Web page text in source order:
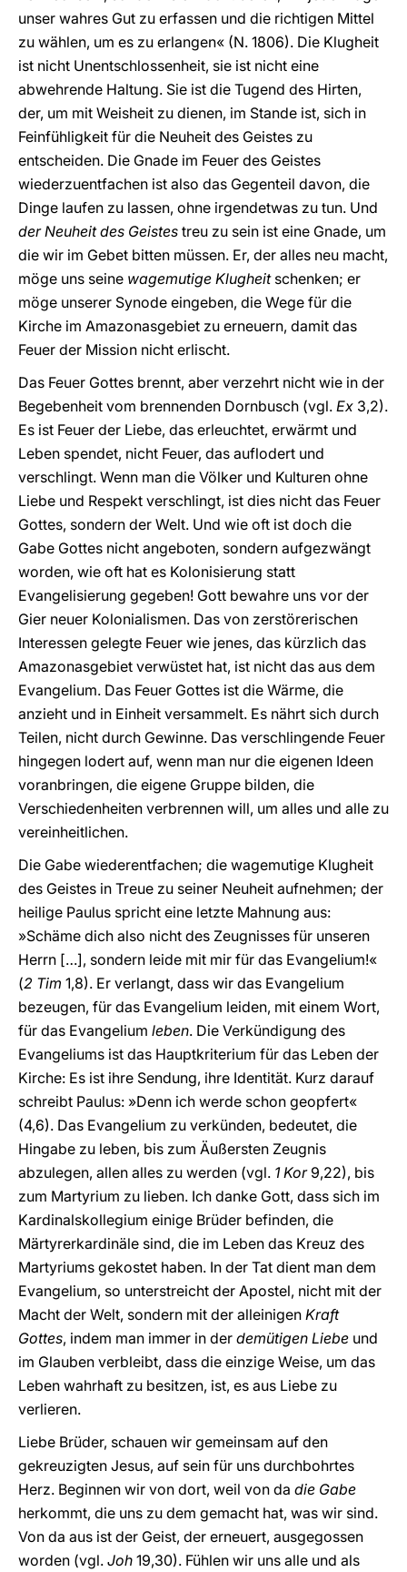
unser wahres Gut zu erfassen und die richtigen Mittel
zu wählen, um es zu erlangen« (N. 1806). Die Klugheit
ist nicht Unentschlossenheit, sie ist nicht eine
abwehrende Haltung. Sie ist die Tugend des Hirten,
der, um mit Weisheit zu dienen, im Stande ist, sich in
Feinfühligkeit für die Neuheit des Geistes zu
entscheiden. Die Gnade im Feuer des Geistes
wiederzuentfachen ist also das Gegenteil davon, die
Dinge laufen zu lassen, ohne irgendetwas zu tun. Und
der Neuheit des Geistes treu zu sein ist eine Gnade, um
die wir im Gebet bitten müssen. Er, der alles neu macht,
möge uns seine wagemutige Klugheitschenken; er
möge unserer Synode eingeben, die Wege für die
Kirche im Amazonasgebiet zu erneuern, damit das
Feuer der Mission nicht erlischt.
Das Feuer Gottes brennt, aber verzehrt nicht wie in der
Begebenheit vom brennenden Dornbusch (vgl. Ex 3,2).
Es ist Feuer der Liebe, das erleuchtet, erwärmt und
Leben spendet, nicht Feuer, das auflodert und
verschlingt. Wenn man die Völker und Kulturen ohne
Liebe und Respekt verschlingt, ist dies nicht das Feuer
Gottes, sondern der Welt. Und wie oft ist doch die
Gabe Gottes nicht angeboten, sondern aufgezwängt
worden, wie oft hat es Kolonisierung statt
Evangelisierung gegeben! Gott bewahre uns vor der
Gier neuer Kolonialismen. Das von zerstörerischen
Interessen gelegte Feuer wie jenes, das kürzlich das
Amazonasgebiet verwüstet hat, ist nicht das aus dem
Evangelium. Das Feuer Gottes ist die Wärme, die
anzieht und in Einheit versammelt. Es nährt sich durch
Teilen, nicht durch Gewinne. Das verschlingende Feuer
hingegen lodert auf, wenn man nur die eigenen Ideen
voranbringen, die eigene Gruppe bilden, die
Verschiedenheiten verbrennen will, um alles und alle zu
vereinheitlichen.
Die Gabe wiederentfachen; die wagemutige Klugheit
des Geistes in Treue zu seiner Neuheit aufnehmen; der
heilige Paulus spricht eine letzte Mahnung aus:
»Schäme dich also nicht des Zeugnisses für unseren
Herrn […], sondern leide mit mir für das Evangelium!«
(2 Tim 1,8). Er verlangt, dass wir das Evangelium
bezeugen, für das Evangelium leiden, mit einem Wort,
für das Evangelium leben. Die Verkündigung des
Evangeliums ist das Hauptkriterium für das Leben der
Kirche: Es ist ihre Sendung, ihre Identität. Kurz darauf
schreibt Paulus: »Denn ich werde schon geopfert«
(4,6). Das Evangelium zu verkünden, bedeutet, die
Hingabe zu leben, bis zum Äußersten Zeugnis
abzulegen, allen alles zu werden (vgl. 1 Kor 9,22), bis
zum Martyrium zu lieben. Ich danke Gott, dass sich im
Kardinalskollegium einige Brüder befinden, die
Märtyrerkardinäle sind, die im Leben das Kreuz des
Martyriums gekostet haben. In der Tat dient man dem
Evangelium, so unterstreicht der Apostel, nicht mit der
Macht der Welt, sondern mit der alleinigen Kraft
Gottes, indem man immer in der demütigen Liebe und
im Glauben verbleibt, dass die einzige Weise, um das
Leben wahrhaft zu besitzen, ist, es aus Liebe zu
verlieren.
Liebe Brüder, schauen wir gemeinsam auf den
gekreuzigten Jesus, auf sein für uns durchbohrtes
Herz. Beginnen wir von dort, weil von da die Gabe
herkommt, die uns zu dem gemacht hat, was wir sind.
Von da aus ist der Geist, der erneuert, ausgegossen
worden (vgl. Joh 19,30). Fühlen wir uns alle und als